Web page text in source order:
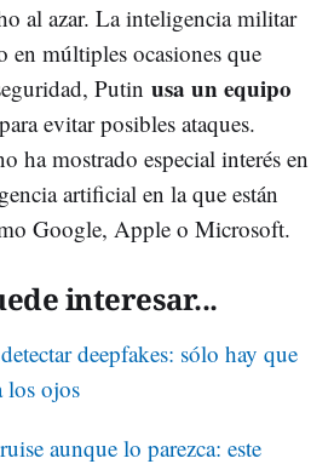
al azar. La inteligencia militar
en múltiples ocasiones que
Putin usa un equipo
para evitar posibles ataques.
ha mostrado especial interés en
artificial en la que están
Google, Apple o Microsoft.
interesar...
deepfakes: sólo hay que
los ojos
aunque lo parezca: este